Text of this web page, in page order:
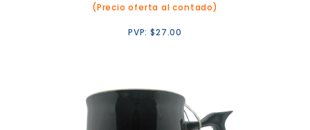
(Precio oferta al contado)
PVP:$27.00